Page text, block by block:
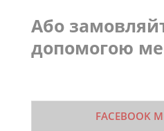
Або
допомогою
FACEBOOK